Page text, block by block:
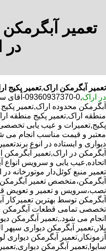
تعمیر آبگرمکن
در
تعمیر آبگرمکن اراک,تعمیر پکیج
در اراک
,0-
آبگرمکن محدوده اراک,تعمیر
منطقه اراک,تعمیر پکیج منطقه
پکیج,تعمیرات و عیب یابی
معتبر و قیمت مناسب انجام می
دیواری و ایستاده در انوع
آبگرمکن در اراک,تعمیر آبگرمکن
اتحاده,عیب یابی و سرویس
تعمیر منبع کوئل‌دار موتورخانه
آبگرمکن،متخصص تعمیر
نصب،سرویس و تعمیر و تعویض
آبگرمکن توسط بهترین تعمیرکار
تخصصی تمامی قطعات آبگرمکن
انجام می شود.,تعمیر آبگرمکن
پلار,تعمیر آبگرمکن دیواری سپهر
آزمونکار,تعمیر آبگرمکن دیواری
سایوا,تعمیر آبگرمکن